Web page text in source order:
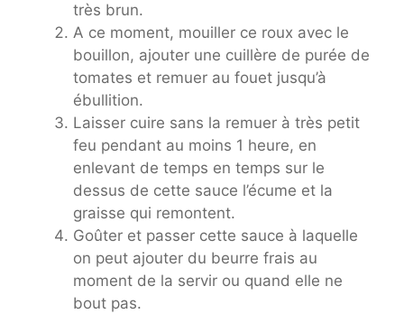
très brun.
A ce moment, mouiller ce roux avec le
bouillon, ajouter une cuillère de purée de
tomates et remuer au fouet jusqu’à
ébullition.
Laisser cuire sans la remuer à très petit
feu pendant au moins 1 heure, en
enlevant de temps en temps sur le
dessus de cette sauce l’écume et la
graisse qui remontent.
Goûter et passer cette sauce à laquelle
on peut ajouter du beurre frais au
moment de la servir ou quand elle ne
bout pas.